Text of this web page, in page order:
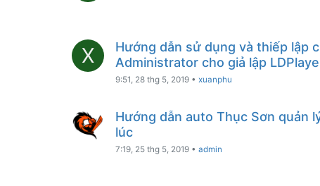
X
Hướng dẫn sử dụng và thiếp lập
Administrator cho giả lập
9:51, 28 thg 5, 2019 • xuanphu
Hướng dẫn auto Thục Sơn quản
lúc
7:19, 25 thg 5, 2019 • admin